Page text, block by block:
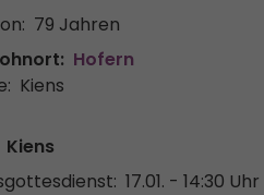
79 Jahren
Hofern
Kiens
Kiens
17.01. - 14:30 Uhr